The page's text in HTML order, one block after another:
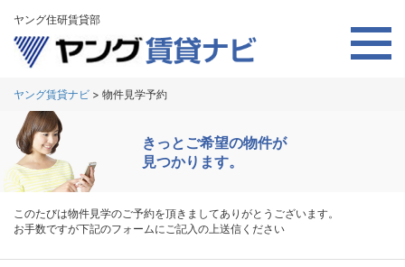
ヤング住研賃貸部
ヤング賃貸ナビ > 物件見学予約
きっとご希望の物件が
見つかります。
このたびは物件見学のご予約を頂きましてありがとうございます。
お手数ですが下記のフォームにご記入の上送信ください